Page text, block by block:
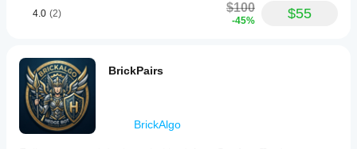
4.0 (2) $100
-45% $55
BrickPairs
BrickAlgo